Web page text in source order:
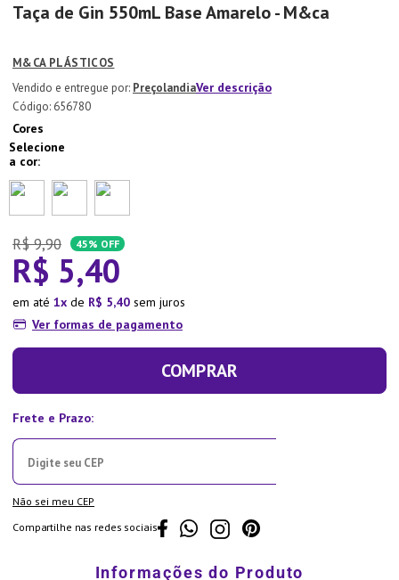
Taça de Gin 550mL Base Amarelo - M&ca
M&CA PLÁSTICOS
PreçolandiaVer descrição
: 656780
Cores
R$ 9,90 45% OFF
R$ 5,40
em até 1 de R$ 5,40 sem juros
Ver formas de pagamento
COMPRAR
Não sei meu CEP
Compartilhe nas redes sociais
10º Lixeira